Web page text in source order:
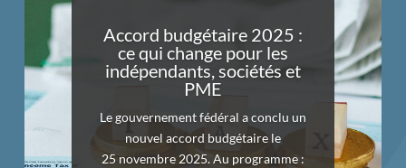
Accord budgétaire 2025 :
ce qui change pour les
indépendants, sociétés et
PME
Le gouvernement fédéral a conclu un
nouvel accord budgétaire le
25 novembre 2025. Au programme :